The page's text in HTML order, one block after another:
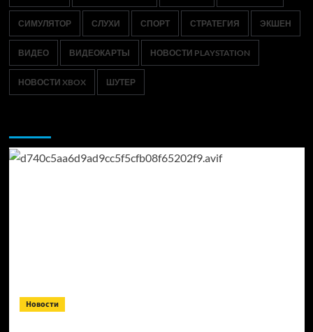
СИМУЛЯТОР СЛУХИ СПОРТ СТРАТЕГИЯ ЭКШЕН
ВИДЕО ВИДЕОКАРТЫ НОВОСТИ PLAYSTATION
НОВОСТИ XBOX ШУТЕР
Новости